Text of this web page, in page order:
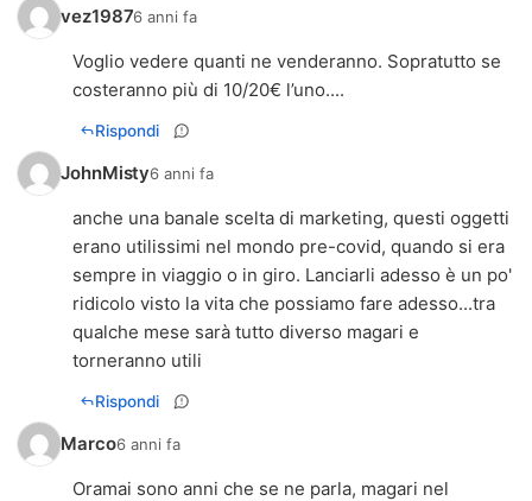
vez19876 anni fa
Voglio vedere quanti ne venderanno. Sopratutto se
costeranno più di 10/20€ l’uno....
Rispondi
JohnMisty6 anni fa
anche una banale scelta di marketing, questi oggetti
erano utilissimi nel mondo pre-covid, quando si era
sempre in viaggio o in giro. Lanciarli adesso è un po'
ridicolo visto la vita che possiamo fare adesso...tra
qualche mese sarà tutto diverso magari e
torneranno utili
Rispondi
Marco6 anni fa
Oramai sono anni che se ne parla, magari nel